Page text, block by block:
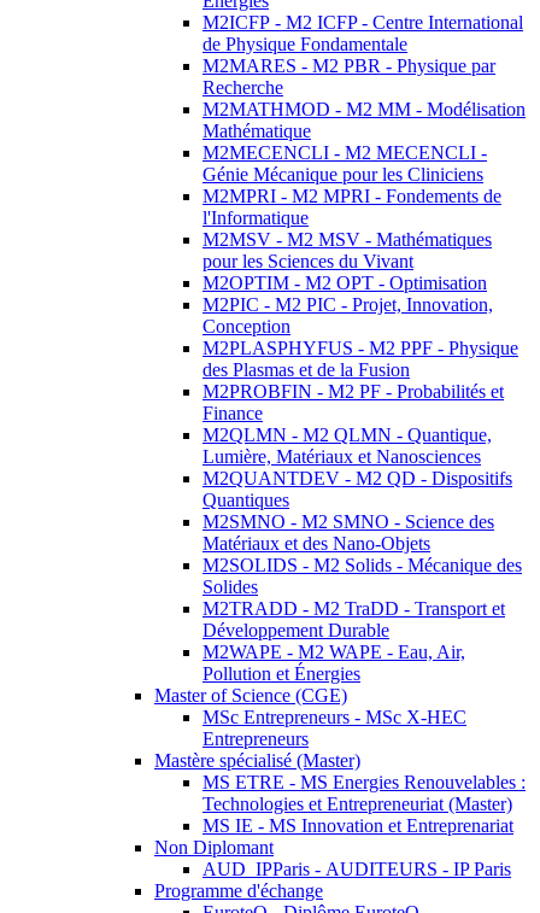
M2ICFP - M2 ICFP - Centre International
de Physique Fondamentale
M2MARES - M2 PBR - Physique par
Recherche
M2MATHMOD - M2 MM - Modélisation
Mathématique
M2MECENCLI - M2 MECENCLI -
Génie Mécanique pour les Cliniciens
M2MPRI - M2 MPRI - Fondements de
l'Informatique
M2MSV - M2 MSV - Mathématiques
pour les Sciences du Vivant
M2OPTIM - M2 OPT - Optimisation
M2PIC - M2 PIC - Projet, Innovation,
Conception
M2PLASPHYFUS - M2 PPF - Physique
des Plasmas et de la Fusion
M2PROBFIN - M2 PF - Probabilités et
Finance
M2QLMN - M2 QLMN - Quantique,
Lumière, Matériaux et Nanosciences
M2QUANTDEV - M2 QD - Dispositifs
Quantiques
M2SMNO - M2 SMNO - Science des
Matériaux et des Nano-Objets
M2SOLIDS - M2 Solids - Mécanique des
Solides
M2TRADD - M2 TraDD - Transport et
Développement Durable
M2WAPE - M2 WAPE - Eau, Air,
Pollution et Énergies
Master of Science (CGE)
MSc Entrepreneurs - MSc X-HEC
Entrepreneurs
Mastère spécialisé (Master)
MS ETRE - MS Energies Renouvelables :
Technologies et Entrepreneuriat (Master)
MS IE - MS Innovation et Entreprenariat
Non Diplomant
AUD_IPParis - AUDITEURS - IP Paris
Programme d'échange